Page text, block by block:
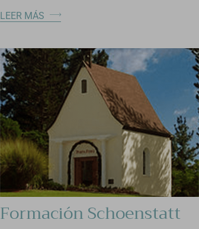
LEER MÁS
Formación Schoenstatt